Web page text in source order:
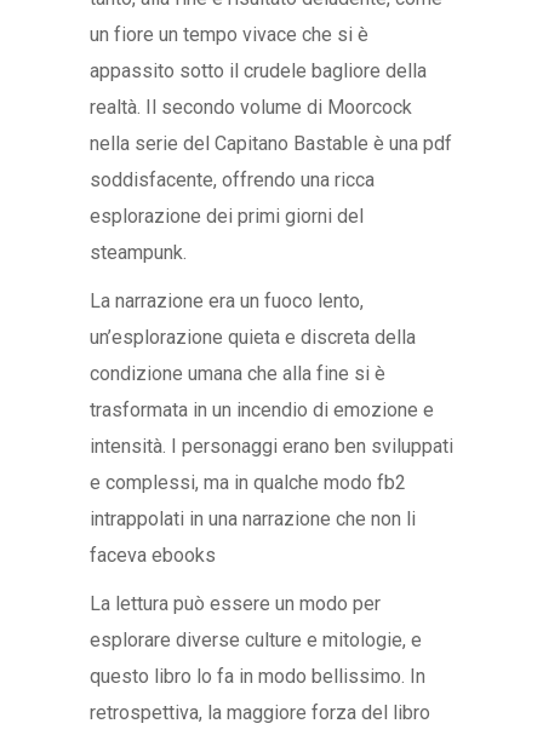
un fiore un tempo vivace che si è
appassito sotto il crudele bagliore della
realtà. Il secondo volume di Moorcock
nella serie del Capitano Bastable è una pdf
soddisfacente, offrendo una ricca
esplorazione dei primi giorni del
steampunk.
La narrazione era un fuoco lento,
un’esplorazione quieta e discreta della
condizione umana che alla fine si è
trasformata in un incendio di emozione e
intensità. I personaggi erano ben sviluppati
e complessi, ma in qualche modo fb2
intrappolati in una narrazione che non li
faceva ebooks
La lettura può essere un modo per
esplorare diverse culture e mitologie, e
questo libro lo fa in modo bellissimo. In
retrospettiva, la maggiore forza del libro